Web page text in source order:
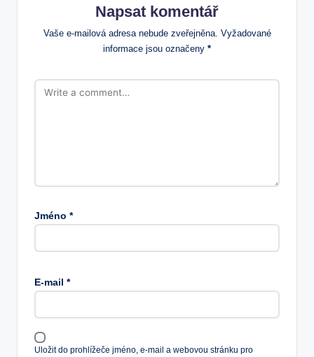
Napsat komentář
Vaše e-mailová adresa nebude zveřejněna. Vyžadované
informace jsou označeny *
Jméno *
E-mail *
Uložit do prohlížeče jméno, e-mail a webovou stránku pro